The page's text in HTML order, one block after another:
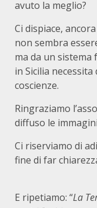
avuto la meglio?
Ci dispiace,
non sembra
ma da un
in Sicilia
coscienze.
Ringraziamo
diffuso le
Ci riserviamo di
fine di far
E ripetiamo: “La